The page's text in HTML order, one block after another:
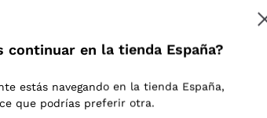
Biondi Santi
Argiolas
Sancerre
Suscribirme
lee nuestraPolítica de privacidad
continuar en la tienda España?
estás navegando en la tienda España,
que podrías preferir otra.